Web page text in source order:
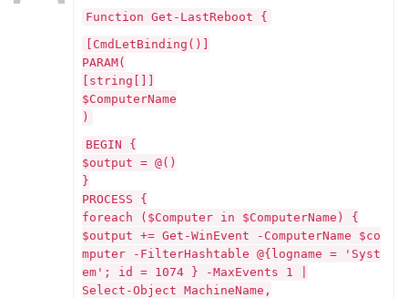
Function Get-LastReboot {
[CmdLetBinding()]
PARAM(
[string[]]
$ComputerName
)
BEGIN {
$output = @()
}
PROCESS {
foreach ($Computer in $ComputerName) {
$output += Get-WinEvent -ComputerName $co
mputer -FilterHashtable @{logname = 'Syst
em'; id = 1074 } -MaxEvents 1 |
Select-Object MachineName,